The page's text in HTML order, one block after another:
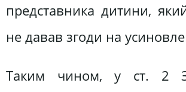
представника дитини,
не давав згоди на
Таким чином, у ст. 2